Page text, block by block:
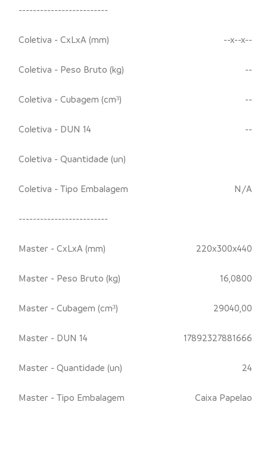
-------------------------
Coletiva - CxLxA (mm) --x--x--
Coletiva - Peso Bruto (kg) --
Coletiva - Cubagem (cm³) --
Coletiva - DUN 14 --
Coletiva - Quantidade (un)
Coletiva - Tipo Embalagem N/A
-------------------------
Master - CxLxA (mm) 220x300x440
Master - Peso Bruto (kg) 16,0800
Master - Cubagem (cm³) 29040,00
Master - DUN 14 17892327881666
Master - Quantidade (un) 24
Master - Tipo Embalagem Caixa Papelao